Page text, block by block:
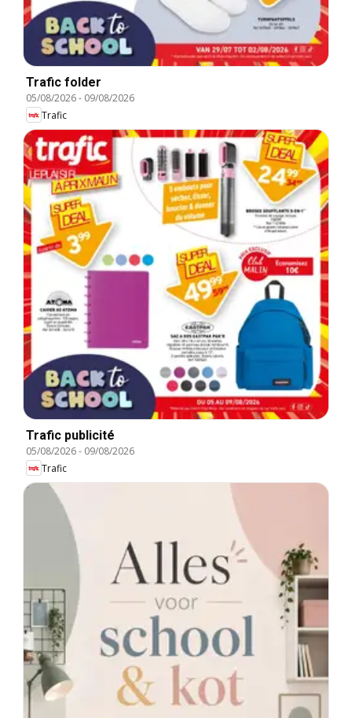
Trafic folder
05/08/2026- 09/08/2026
Trafic
Trafic publicité
05/08/2026- 09/08/2026
Trafic